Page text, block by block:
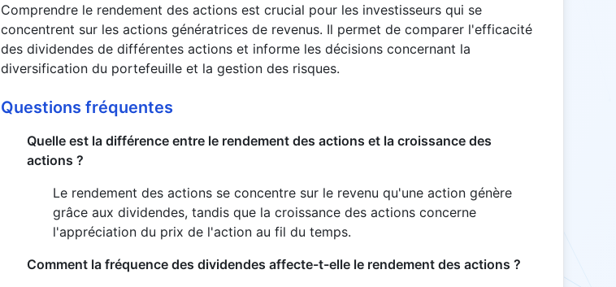
Comprendre le rendement des actions est crucial pour les investisseurs qui se
concentrent sur les actions génératrices de revenus. Il permet de comparer l'efficacité
des dividendes de différentes actions et informe les décisions concernant la
diversification du portefeuille et la gestion des risques.
Questions fréquentes
Quelle est la différence entre le rendement des actions et la croissance des
actions ?
Le rendement des actions se concentre sur le revenu qu'une action génère
grâce aux dividendes, tandis que la croissance des actions concerne
l'appréciation du prix de l'action au fil du temps.
Comment la fréquence des dividendes affecte-t-elle le rendement des actions ?